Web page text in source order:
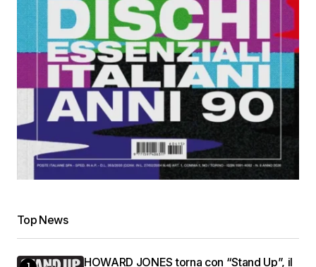
Top News
HOWARD JONES torna con “Stand Up”, il